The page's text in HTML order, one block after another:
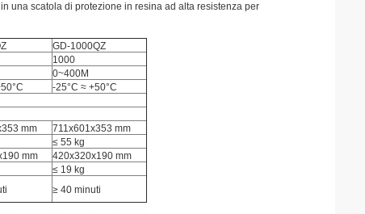
una scatola di protezione in resina ad alta resistenza per
GD-1000QZ
1000
0~400M
-25°C ≈ +50°C
mm
711x601x353 mm
≤ 55 kg
mm
420x320x190 mm
≤ 19 kg
≥ 40 minuti